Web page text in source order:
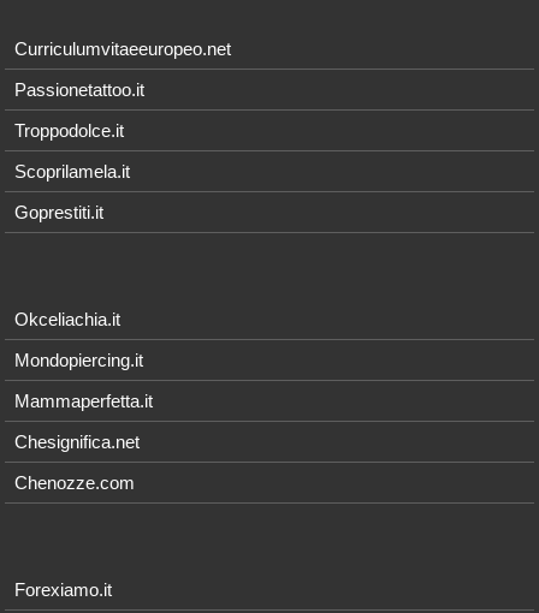
Curriculumvitaeeuropeo.net
Passionetattoo.it
Troppodolce.it
Scoprilamela.it
Goprestiti.it
Okceliachia.it
Mondopiercing.it
Mammaperfetta.it
Chesignifica.net
Chenozze.com
Forexiamo.it